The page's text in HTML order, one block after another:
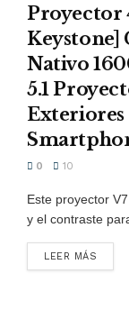
Proyector
Keystone]
Nativo
5.1
Exteriores
0 10
Este proyector
y el contraste
LEER MÁS